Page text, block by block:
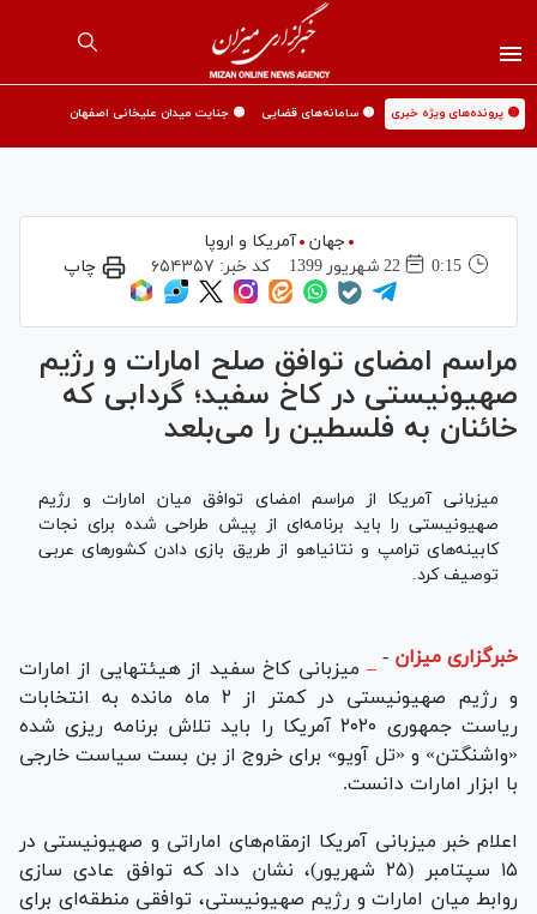
🟡 پرونده‌های ویژه خبری 🟡 سامانه‌های قضایی 🟡 جنایت میدان علیخانی اصفهان
جهان
آمریکا و اروپا
0:15
22 شهريور 1399 کد خبر: ۶۵۴۳۵۷ چاپ
مراسم امضای توافق صلح امارات و رژیم
صهیونیستی در کاخ سفید؛ گردابی که
خائنان به فلسطین را می‌بلعد
میزبانی آمریکا از مراسم امضای توافق میان امارات و رژیم
صهیونیستی را باید برنامه‌ای از پیش طراحی شده برای نجات
کابینه‌های ترامپ و نتانیاهو از طریق بازی دادن کشور‌های عربی
توصیف کرد.
خبرگزاری میزان -
–
میزبانی کاخ سفید از هیئت‎هایی از امارات
و رژیم صهیونیستی در کمتر از ۲ ماه مانده به انتخابات
ریاست جمهوری ۲۰۲۰ آمریکا را باید تلاش برنامه ریزی شده
«واشنگتن» و «تل آویو» برای خروج از بن بست سیاست خارجی
با ابزار امارات دانست.
اعلام خبر میزبانی آمریکا ازمقام‌های اماراتی و صهیونیستی در
۱۵ سپتامبر (۲۵ شهریور)، نشان داد که توافق عادی سازی
روابط میان امارات و رژیم صهیونیستی، توافقی منطقه‌ای برای